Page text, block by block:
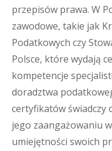
przepisów prawa. W
zawodowe, takie jak
Podatkowych czy
Polsce, które wydają
kompetencje
doradztwa
certyfikatów
jego zaangażowaniu
umiejętności swoich